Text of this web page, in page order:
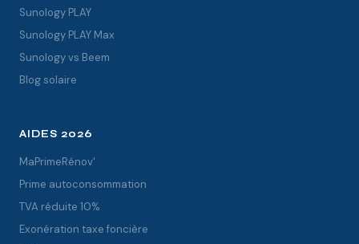
Sunology PLAY
Sunology PLAY Max
Sunology vs Beem
Blog solaire
AIDES 2026
MaPrimeRénov'
Prime autoconsommation
TVA réduite 10%
Exonération taxe foncière